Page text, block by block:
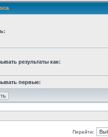
результаты как:
первые:
Перейти: